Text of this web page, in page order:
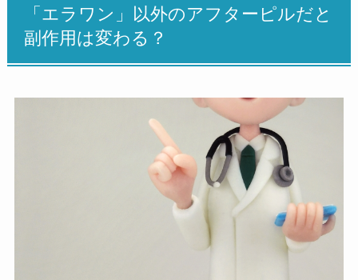
「エラワン」以外のアフターピルだと
副作用は変わる？